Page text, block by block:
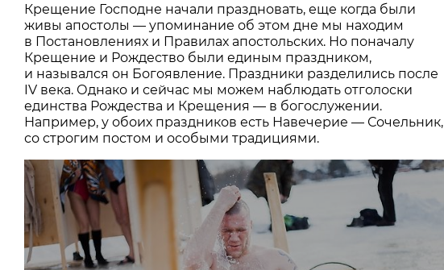
Крещение Господне начали праздновать, еще когда были
живы апостолы — упоминание об этом дне мы находим
в Постановлениях и Правилах апостольских. Но поначалу
Крещение и Рождество были единым праздником,
и назывался он Богоявление. Праздники разделились после
IV века. Однако и сейчас мы можем наблюдать отголоски
единства Рождества и Крещения — в богослужении.
Например, у обоих праздников есть Навечерие — Сочельник,
со строгим постом и особыми традициями.